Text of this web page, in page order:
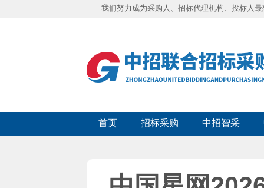
我们努力成为采购人、招标代理机构、投标人
首页 招标采购 中招智采